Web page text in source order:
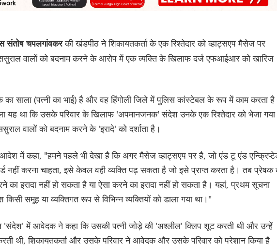
संतोष चपलगांवकरकी खंडपीठ ने शिकायतकर्ता के एक रिश्तेदार को व्हाट्सएप मैसेज पर
वालों को बदनाम करने के आरोप में एक व्यक्ति के खिलाफ दर्ज एफआईआर को खारिज
का साला (पत्नी का भाई) है और वह हिंगोली जिले में पुलिस कांस्टेबल के रूप में काम करता
यह था कि उसके परिवार के खिलाफ 'अपमानजनक' संदेश उनके एक रिश्तेदार को भेजा गया
वालों को बदनाम करने के 'इरादे' को दर्शाता है।
में कहा, "हमने पहले भी देखा है कि अगर मैसेज व्हाट्सएप पर है, जो एंड टू एंड
नहीं करना चाहता, इसे केवल वही व्यक्ति पढ़ सकता है जो इसे प्राप्त करता है। तब प्रेषक
का इरादा नहीं हो सकता है या ऐसा करने का इरादा नहीं हो सकता है। यहां, प्रथम सूचना
किसी समूह या व्यक्तिगत रूप से विभिन्न व्यक्तियों को डाला गया था।"
'संदेश' में आवेदक ने कहा कि उसकी पत्नी जोड़े की 'अश्लील' क्लिप शूट करती थी और उन्हें
थी, शिकायतकर्ता और उसके परिवार ने आवेदक और उसके परिवार को परेशान किया है